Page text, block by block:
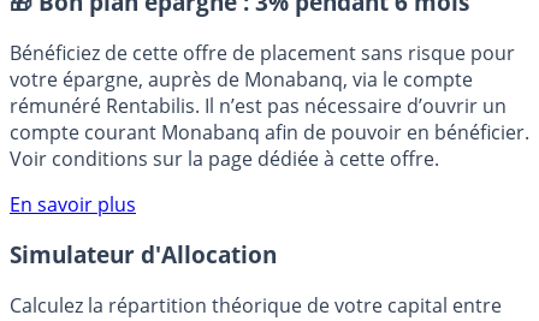
🎁 Bon plan épargne : 3% pendant 6 mois
Bénéficiez de cette offre de placement sans risque pour
votre épargne, auprès de Monabanq, via le compte
rémunéré Rentabilis. Il n’est pas nécessaire d’ouvrir un
Voir conditions sur la page dédiée à cette offre.
En savoir plus
Simulateur d'Allocation